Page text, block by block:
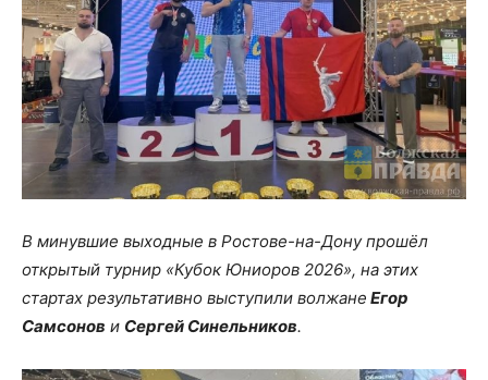
В минувшие выходные в Ростове-на-Дону прошёл
открытый турнир «Кубок Юниоров 2026», на этих
стартах результативно выступили волжане Егор
Самсонов и Сергей Синельников.